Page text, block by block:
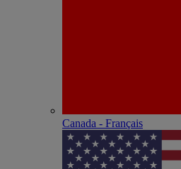
Canada - Français